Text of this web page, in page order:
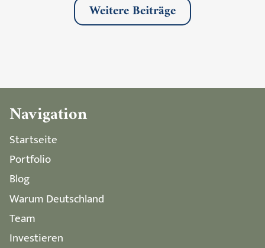
Weitere Beiträge
Navigation
Startseite
Portfolio
Blog
Warum Deutschland
Team
Investieren